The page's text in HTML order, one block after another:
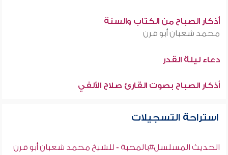
أذكار الصباح من الكتاب والسنة
محمد شعبان أبو قرن
دعاء ليلة القدر
أذكار الصباح بصوت القارئ صلاح الألفي
استراحة التسجيلات
الحديث المسلسل#بالمحبة - للشيخ محمد شعبان أبو قرن